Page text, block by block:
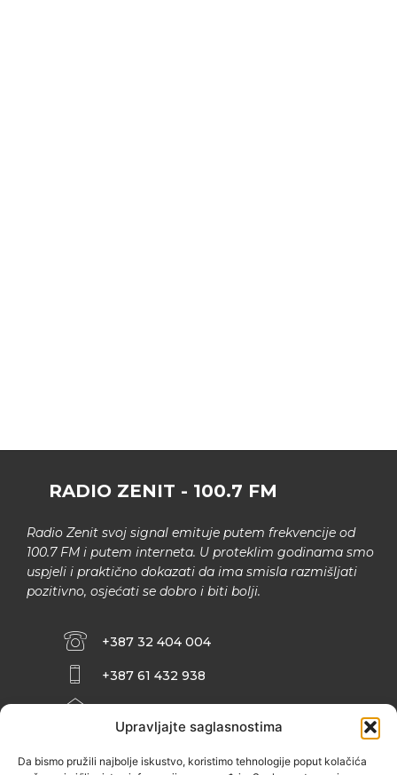
Upravljajte saglasnostima
Da bismo pružili najbolje iskustvo, koristimo tehnologije poput kolačića
RADIO ZENIT - 100.7 FM
Radio Zenit svoj signal emituje putem frekvencije od
100.7 FM i putem interneta. U proteklim godinama smo
uspjeli i praktično dokazati da ima smisla razmišljati
pozitivno, osjećati se dobro i biti bolji.
+387 32 404 004
+387 61 432 938
ZENIČANKA, 3. SPRAT), 72000 ZENICA